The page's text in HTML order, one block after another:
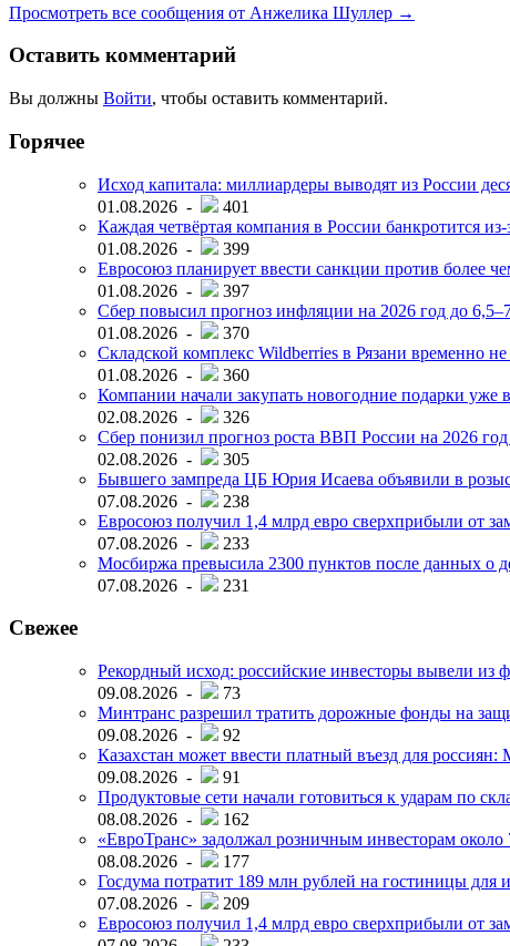
Просмотреть все сообщения от Анжелика Шуллер →
Оставить комментарий
Вы должны Войти, чтобы оставить комментарий.
Горячее
Исход капитала: миллиардеры выводят из России
01.08.2026 -
401
Каждая четвёртая компания в России банкротится из-
01.08.2026 -
399
Евросоюз планирует ввести санкции против более
01.08.2026 -
397
Сбер повысил прогноз инфляции на 2026 год до
01.08.2026 -
370
Складской комплекс Wildberries в Рязани временно не
01.08.2026 -
360
Компании начали закупать новогодние подарки уже в
02.08.2026 -
326
Сбер понизил прогноз роста ВВП России на 2026
02.08.2026 -
305
Бывшего зампреда ЦБ Юрия Исаева объявили в
07.08.2026 -
238
Евросоюз получил 1,4 млрд евро сверхприбыли от
07.08.2026 -
233
Мосбиржа превысила 2300 пунктов после данных о
07.08.2026 -
231
Свежее
Рекордный исход: российские инвесторы вывели из
09.08.2026 -
73
Минтранс разрешил тратить дорожные фонды на
09.08.2026 -
92
Казахстан может ввести платный въезд для
09.08.2026 -
91
Продуктовые сети начали готовиться к ударам по
08.08.2026 -
162
«ЕвроТранс» задолжал розничным инвесторам
08.08.2026 -
177
Госдума потратит 189 млн рублей на гостиницы для
07.08.2026 -
209
Евросоюз получил 1,4 млрд евро сверхприбыли от